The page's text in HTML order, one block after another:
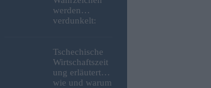
werden
verdunkelt:
der Budaer
Burg und der
Zitadelle wird
abgeschaltet
Tschechische
Wirtschaftszeit
ung erläutert,
wie und warum